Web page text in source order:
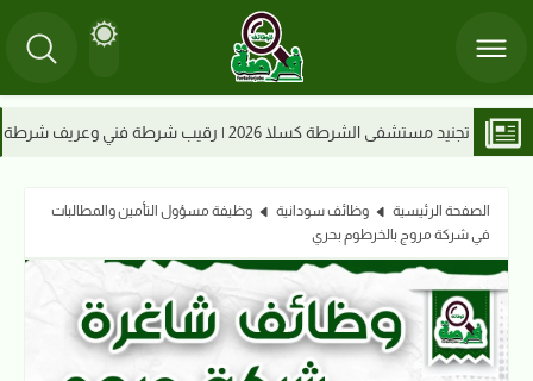
وظائف كسلا 2026 | مطلوب ويتر بنت للعمل
الصفحة الرئيسية وظائف سودانية
وظيفة مسؤول التأمين والمطالبات
في شركة مروج بالخرطوم بحري